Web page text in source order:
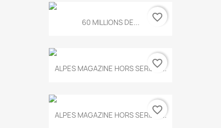
60 MILLIONS DE... favorite_border
ALPES MAGAZINE HORS SERIE N...
favorite_border
ALPES MAGAZINE HORS SERIE N...
favorite_border